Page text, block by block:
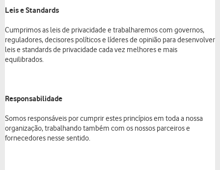
Leis e Standards
Cumprimos as leis de privacidade e trabalharemos com governos,
reguladores, decisores políticos e líderes de opinião para desenvolver
leis e standards de privacidade cada vez melhores e mais
equilibrados.
Responsabilidade
Somos responsáveis por cumprir estes princípios em toda a nossa
organização, trabalhando também com os nossos parceiros e
fornecedores nesse sentido.